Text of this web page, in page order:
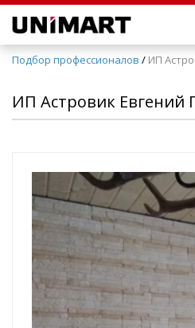
Подбор профессионалов / ИП
ИП Астровик Евгений